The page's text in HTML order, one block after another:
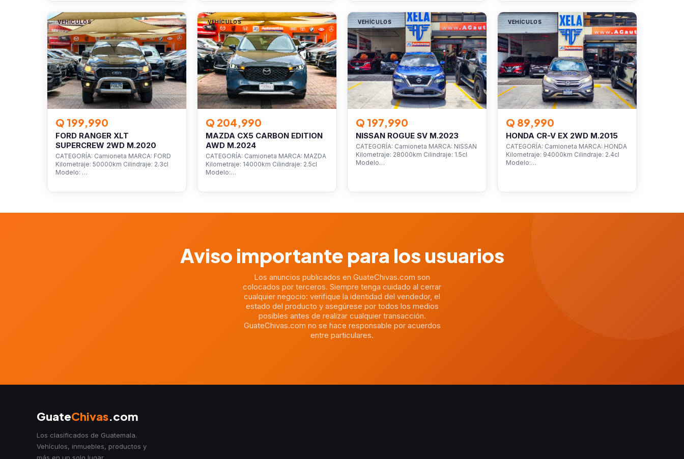
VEHÍCULOS
Q 199,990
FORD RANGER XLT
SUPERCREW 2WD M.2020
CATEGORÍA: Camioneta MARCA: FORD
Kilometraje: 50000km Cilindraje: 2.3cl
Modelo: …
VEHÍCULOS
Q 204,990
MAZDA CX5 CARBON EDITION
AWD M.2024
CATEGORÍA: Camioneta MARCA: MAZDA
Kilometraje: 14000km Cilindraje: 2.5cl
Modelo:…
VEHÍCULOS
Q 197,990
NISSAN ROGUE SV M.2023
CATEGORÍA: Camioneta MARCA: NISSAN
Kilometraje: 28000km Cilindraje: 1.5cl
Modelo…
VEHÍCULOS
Q 89,990
HONDA CR-V EX 2WD M.2015
CATEGORÍA: Camioneta MARCA: HONDA
Kilometraje: 94000km Cilindraje: 2.4cl
Modelo:…
Aviso importante para los usuarios
Los anuncios publicados en GuateChivas.com son
colocados por terceros. Siempre tenga cuidado al cerrar
cualquier negocio: verifique la identidad del vendedor, el
estado del producto y asegúrese por todos los medios
posibles antes de realizar cualquier transacción.
GuateChivas.com no se hace responsable por acuerdos
entre particulares.
GuateChivas.com
Los clasificados de Guatemala.
Vehículos, inmuebles, productos y